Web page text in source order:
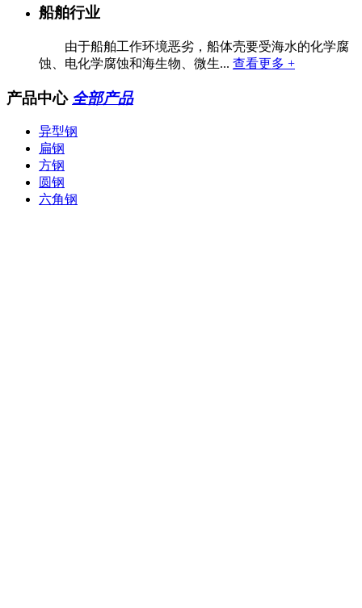
船舶行业
由于船舶工作环境恶劣，船体壳要受海水的化学腐
蚀、电化学腐蚀和海生物、微生... 查看更多 +
产品中心 全部产品
异型钢
扁钢
方钢
圆钢
六角钢